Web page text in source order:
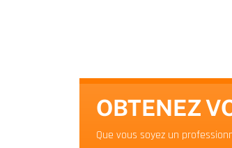
OBTENEZ
Que vous soyez un